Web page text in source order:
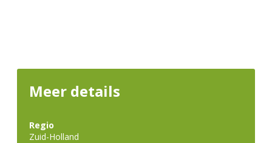
Meer details
Regio
Zuid-Holland